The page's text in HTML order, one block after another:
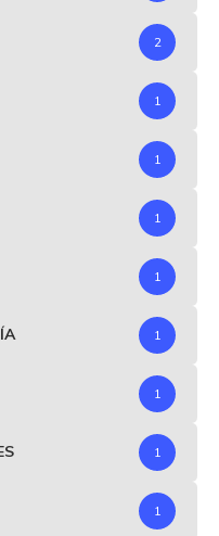
2
1
1
1
1
1
1
1
1